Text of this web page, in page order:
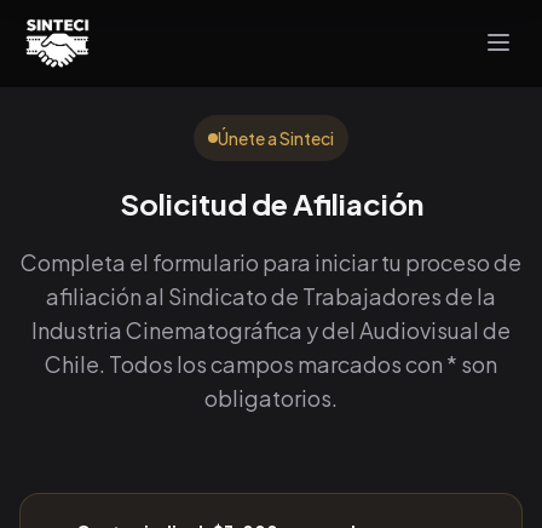
Únete a Sinteci
Solicitud de Afiliación
Completa el formulario para iniciar tu proceso de
afiliación al Sindicato de Trabajadores de la
Industria Cinematográfica y del Audiovisual de
Chile. Todos los campos marcados con * son
obligatorios.